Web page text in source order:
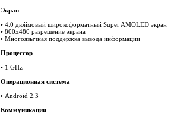
Экран
• 4.0 дюймовый широкоформатный Super AMOLED экран
• 800х480 разрешение экрана
• Многоязычная поддержка вывода информации
Процессор
• 1 GHz
Операционная система
• Android 2.3
Коммуникации